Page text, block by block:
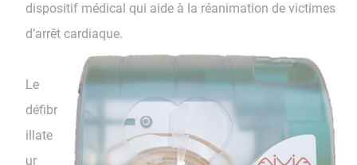
dispositif médical qui aide à la réanimation de victimes
d’arrêt cardiaque.
Le
défibr
illate
ur